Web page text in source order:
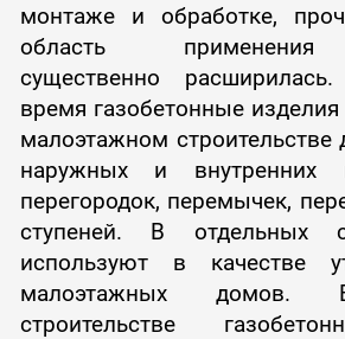
монтаже и обработке,
область применения
существенно
время газобетонные
малоэтажном строительстве
наружных и внутренних
перегородок, перемычек,
ступеней. В отдельных
используют в качестве
малоэтажных домов.
строительстве